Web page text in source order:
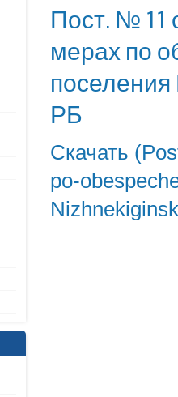
Пост. № 11
мерах по
РБ
Скачать
po-